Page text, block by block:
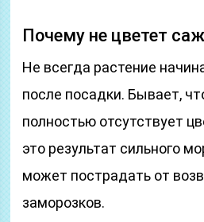
Почему не цветет
Не всегда растение
после посадки. Бывает,
полностью отсутствует
это результат сильного
может пострадать от
заморозков.